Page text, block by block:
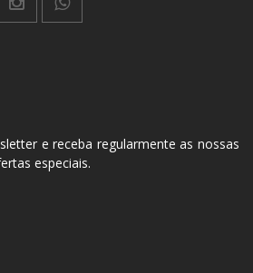
e receba regularmente as nossas
especiais.